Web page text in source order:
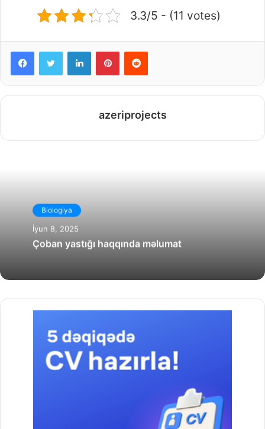
3.3/5 - (11 votes)
FacebookTwitter LinkedInPinterestReddit
azeriprojects
Biologiya
İyun 8, 2025
Çoban yastığı haqqında məlumat